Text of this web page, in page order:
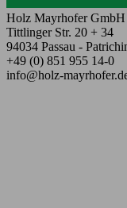
Holz Mayrhofer GmbH
Tittlinger Str. 20 + 34
94034 Passau -
+49 (0) 851 955 14-0
info@holz-